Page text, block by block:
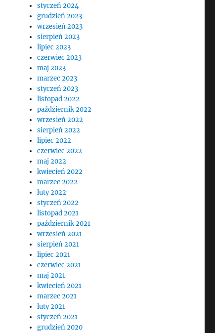
styczeń 2024
grudzień 2023
wrzesień 2023
sierpień 2023
lipiec 2023
czerwiec 2023
maj 2023
marzec 2023
styczeń 2023
listopad 2022
październik 2022
wrzesień 2022
sierpień 2022
lipiec 2022
czerwiec 2022
maj 2022
kwiecień 2022
marzec 2022
luty 2022
styczeń 2022
listopad 2021
październik 2021
wrzesień 2021
sierpień 2021
lipiec 2021
czerwiec 2021
maj 2021
kwiecień 2021
marzec 2021
luty 2021
styczeń 2021
grudzień 2020